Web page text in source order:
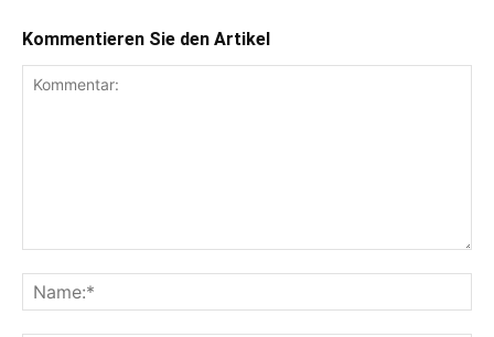
Kommentieren Sie den Artikel